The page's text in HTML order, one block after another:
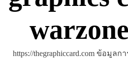
https://thegraphiccard.com ข้อมูล